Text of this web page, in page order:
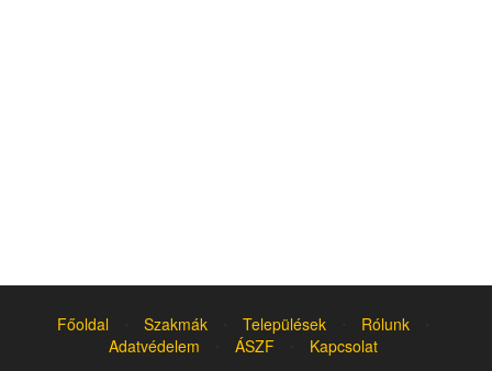
Főoldal Szakmák Települések Rólunk
Adatvédelem
ÁSZF Kapcsolat